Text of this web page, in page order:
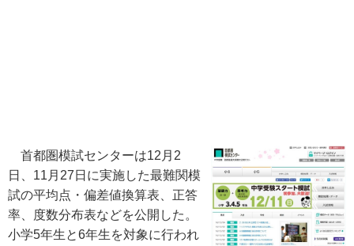
首都圏模試センターは12月2
日、11月27日に実施した最難関模
試の平均点・偏差値換算表、正答
率、度数分布表などを公開した。
小学5年生と6年生を対象に行われ